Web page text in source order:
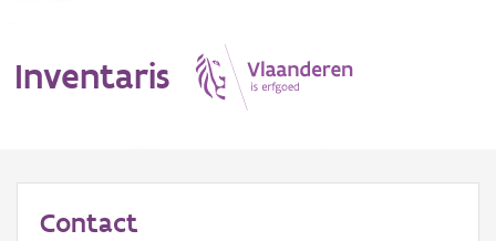
Inventaris
Contact